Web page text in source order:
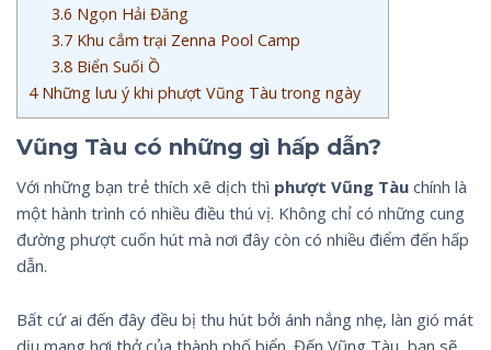
3.6 Ngọn Hải Đăng
3.7 Khu cắm trại Zenna Pool Camp
3.8 Biển Suối Ồ
4Những lưu ý khi phượt Vũng Tàu trong ngày
Vũng Tàu có những gì hấp dẫn?
Với những bạn trẻ thích xê dịch thì phượt Vũng Tàu chính là
một hành trình có nhiều điều thú vị. Không chỉ có những cung
đường phượt cuốn hút mà nơi đây còn có nhiều điểm đến hấp
dẫn.
Bất cứ ai đến đây đều bị thu hút bởi ánh nắng nhẹ, làn gió mát